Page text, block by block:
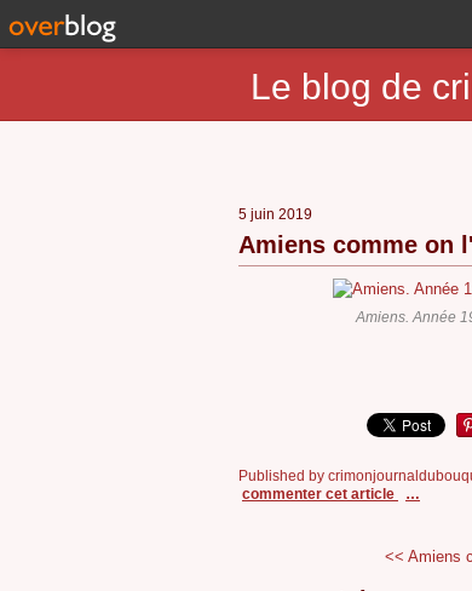
Le blog de
5 juin 2019
Amiens comme on
Amiens. Année
Published by
commenter cet article
…
<< Amiens